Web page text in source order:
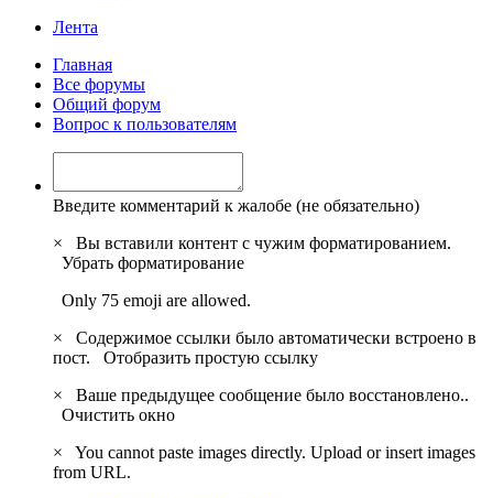
Лента
Главная
Все форумы
Общий форум
Вопрос к пользователям
Введите комментарий к жалобе (не обязательно)
×
Вы вставили контент с чужим форматированием.
Убрать форматирование
Only 75 emoji are allowed.
×
Содержимое ссылки было автоматически встроено в
пост. Отобразить простую ссылку
×
Ваше предыдущее сообщение было восстановлено..
Очистить окно
×
You cannot paste images directly. Upload or insert images
from URL.